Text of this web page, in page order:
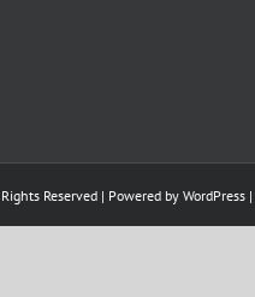
Reserved | Powered by WordPress |